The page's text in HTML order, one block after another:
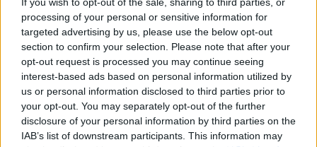
processing of your personal or sensitive information for
targeted advertising by us, please use the below opt-out
section to confirm your selection. Please note that after your
opt-out request is processed you may continue seeing
interest-based ads based on personal information utilized by
us or personal information disclosed to third parties prior to
your opt-out. You may separately opt-out of the further
disclosure of your personal information by third parties on the
IAB’s list of downstream participants. This information may
AUTORE
AiAdhubMedia